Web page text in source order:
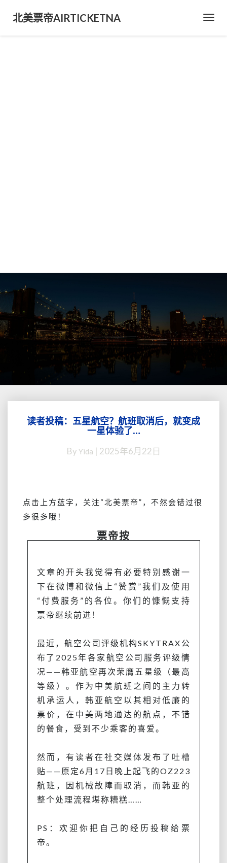
北美票帝AIRTICKETNA
读
者
稿：
空？
取
消
就
变
成
一
了…
读者投稿：五星航空？航班取消后，就变成
一星体验了…
By Yida 2025年6月22日
点击上方蓝字，关注 “北美票帝” ，不然会错过很
多很多哦！
票帝按
文章的开头我觉得有必要特别感谢一
下在微博和微信上“赞赏”我们及使用
“付费服务”的各位。你们的慷慨支持
票帝继续前进！
最近，航空公司评级机构SKYTRAX公
布了2025年各家航空公司服务评级情
况——韩亚航空再次荣膺五星级（最高
等级）。作为中美航班之间的主力转
机承运人，韩亚航空以其相对低廉的
票价，在中美两地通达的航点，不错
的餐食，受到不少乘客的喜爱。
然而，有读者在社交媒体发布了吐槽
贴——原定6月17日晚上起飞的OZ223
航班，因机械故障而取消，而韩亚的
整个处理流程堪称糟糕……
PS：欢迎你把自己的经历投稿给票
帝。